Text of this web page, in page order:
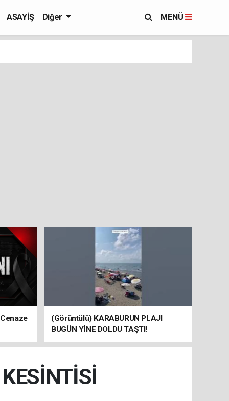
ASAYİŞ Diğer MENÜ
(Görüntülü) KARABURUN PLAJI
BUGÜN YİNE DOLDU TAŞTI!